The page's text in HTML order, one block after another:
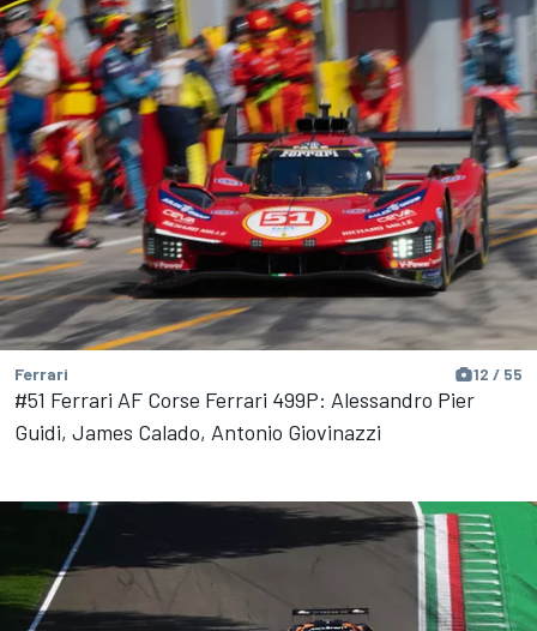
Ferrari 12 / 55
#51 Ferrari AF Corse Ferrari 499P: Alessandro Pier
Guidi, James Calado, Antonio Giovinazzi